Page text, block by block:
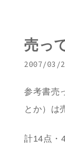
売っ
2007/03/
参考書売
とか）は
計14点・